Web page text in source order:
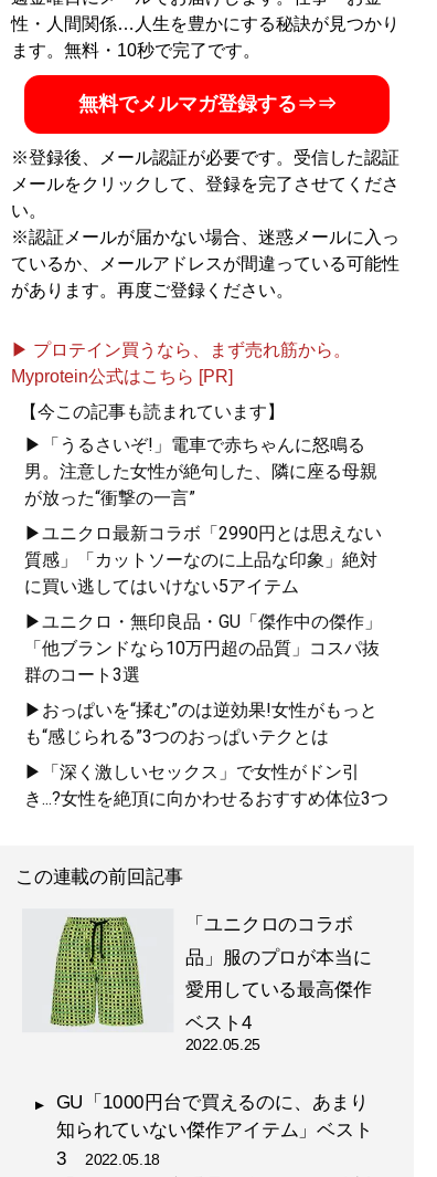
ーブ「 MBチャンネル
」も話題に。年間の被服費は1000
万円超！ （Xアカウント: @MBKnowerMag ）
『ロードマップ』
地方のしがないショップ
店員はなぜ成功できたの
その秘密はロードマップ
にあった
『MBの偏愛ブランド図鑑
今着るべきブランド60の歴
史や特色を、自身が愛用す
ユニクロやGUでもおしゃれ
な人は何が違うのか？
『 幸服論――人生は服で簡単
に変えられる
自信は服で簡単につくること
ができる!
性・人間関係…人生を豊かにする秘訣が見つかり
ます。無料・10秒で完了です。
無料でメルマガ登録する⇒⇒
※登録後、メール認証が必要です。受信した認証
メールをクリックして、登録を完了させてくださ
い。
※認証メールが届かない場合、迷惑メールに入っ
ているか、メールアドレスが間違っている可能性
があります。再度ご登録ください。
▶ プロテイン買うなら、まず売れ筋から。
Myprotein公式はこちら [PR]
【今この記事も読まれています】
▶「うるさいぞ!」電車で赤ちゃんに怒鳴る
男。注意した女性が絶句した、隣に座る母親
が放った“衝撃の一言”
▶ユニクロ最新コラボ「2990円とは思えない
質感」「カットソーなのに上品な印象」絶対
に買い逃してはいけない5アイテム
▶ユニクロ・無印良品・GU「傑作中の傑作」
「他ブランドなら10万円超の品質」コスパ抜
群のコート3選
▶おっぱいを“揉む”のは逆効果!女性がもっと
も“感じられる”3つのおっぱいテクとは
▶「深く激しいセックス」で女性がドン引
き...?女性を絶頂に向かわせるおすすめ体位3つ
この連載の前回記事
「ユニクロのコラボ
品」服のプロが本当に
愛用している最高傑作
ベスト4
2022.05.25
GU「1000円台で買えるのに、あまり
知られていない傑作アイテム」ベスト
3 2022.05.18